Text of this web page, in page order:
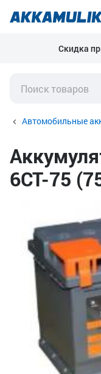
Скидка
Автомобильные
6СТ-75